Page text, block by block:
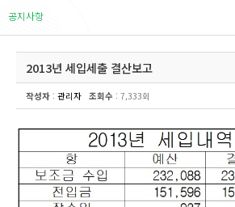
공지사항
2013년 세입세출 결산보고
작성자 : 관리자 조회수 : 7,333회